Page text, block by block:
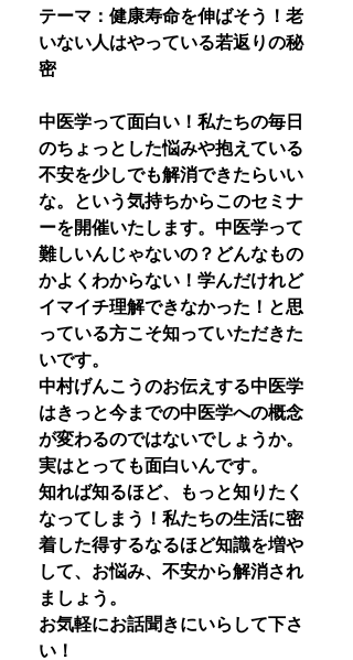
テーマ：健康寿命を伸ばそう！老
いない人はやっている若返りの秘
密
中医学って面白い！私たちの毎日
のちょっとした悩みや抱えている
不安を少しでも解消できたらいい
な。という気持ちからこのセミナ
ーを開催いたします。中医学って
難しいんじゃないの？どんなもの
かよくわからない！学んだけれど
イマイチ理解できなかった！と思
っている方こそ知っていただきた
いです。
中村げんこうのお伝えする中医学
はきっと今までの中医学への概念
が変わるのではないでしょうか。
実はとっても面白いんです。
知れば知るほど、もっと知りたく
なってしまう！私たちの生活に密
着した得するなるほど知識を増や
して、お悩み、不安から解消され
ましょう。
お気軽にお話聞きにいらして下さ
い！